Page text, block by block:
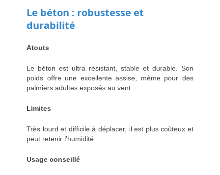
Le béton : robustesse et
durabilité
Atouts
Le béton est ultra résistant, stable et durable. Son
poids offre une excellente assise, même pour des
palmiers adultes exposés au vent.
Limites
Très lourd et difficile à déplacer, il est plus coûteux et
peut retenir l'humidité.
Usage conseillé